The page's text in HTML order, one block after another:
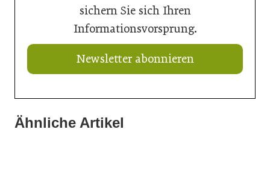
sichern Sie sich Ihren
Informationsvorsprung.
Newsletter abonnieren
Ähnliche Artikel
21. Juli 2026